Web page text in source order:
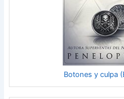
Botones y culpa